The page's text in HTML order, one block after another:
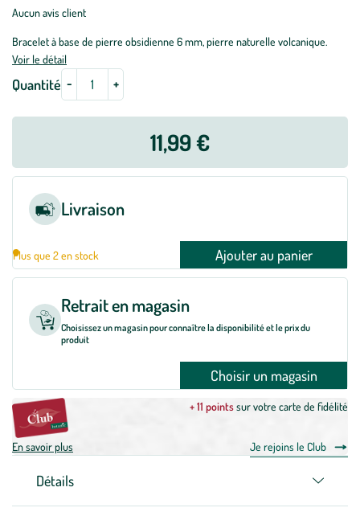
Aucun avis client
Bracelet à base de pierre obsidienne 6 mm, pierre naturelle volcanique.
Voir le détail
Quantité - +
11,99 €
Livraison
Plus que 2 en stock Ajouter au panier
Retrait en magasin
Choisissez un magasin pour connaître la disponibilité et le prix du
produit
Choisir un magasin
+ 11 pointssur votre carte de fidélité
En savoir plus Je rejoins le Club
Détails